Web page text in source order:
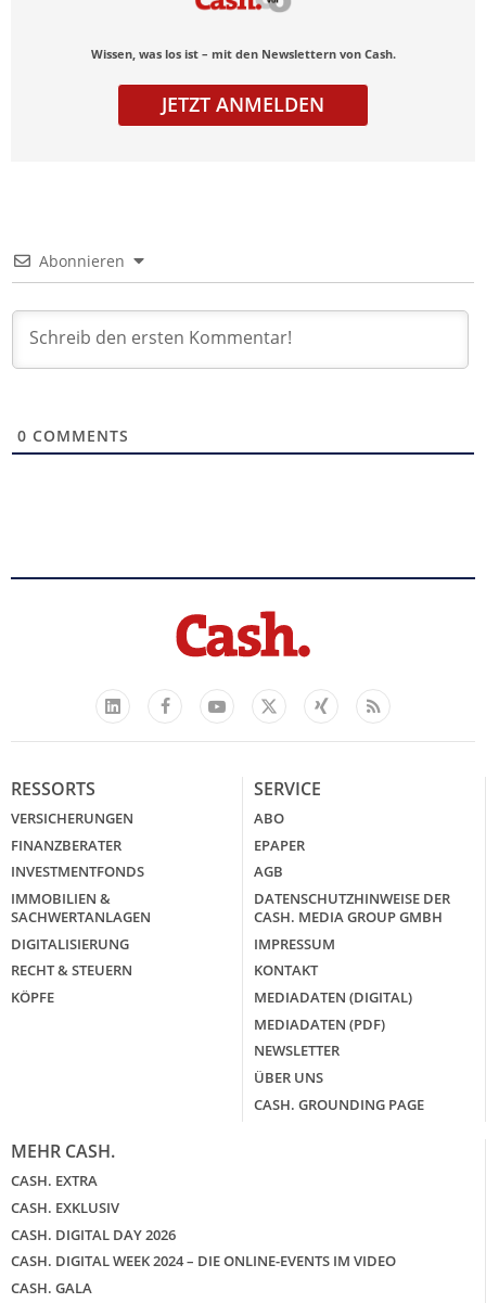
Wissen, was los ist – mit den Newslettern von Cash.
JETZT ANMELDEN
Abonnieren
0 COMMENTS
LinkedIn
FacebookYouTube
X
Xing Feed
RESSORTS
VERSICHERUNGEN
FINANZBERATER
INVESTMENTFONDS
IMMOBILIEN &
SACHWERTANLAGEN
DIGITALISIERUNG
RECHT & STEUERN
KÖPFE
SERVICE
ABO
EPAPER
AGB
DATENSCHUTZHINWEISE DER
CASH. MEDIA GROUP GMBH
IMPRESSUM
KONTAKT
MEDIADATEN (DIGITAL)
MEDIADATEN (PDF)
NEWSLETTER
ÜBER UNS
CASH. GROUNDING PAGE
MEHR CASH.
CASH. EXTRA
CASH. EXKLUSIV
CASH. DIGITAL DAY 2026
CASH. DIGITAL WEEK 2024 – DIE ONLINE-EVENTS IM VIDEO
CASH. GALA